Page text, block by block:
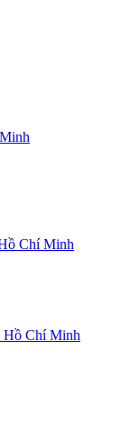
Chí Minh
Hồ Chí Minh